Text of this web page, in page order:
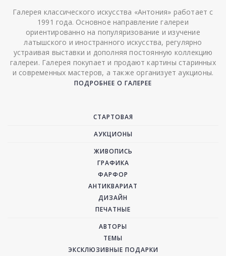
Галерея классического искусства «Антония» работает с
1991 года. Основное направление галереи
ориентированно на популяризование и изучение
латышского и иностранного искусства, регулярно
устраивая выставки и дополняя постоянную коллекцию
галереи. Галерея покупает и продают картины старинных
и современных мастеров, а также организует аукционы.
ПОДРОБНЕЕ О ГАЛЕРЕЕ
СТАРТОВАЯ
АУКЦИОНЫ
ЖИВОПИСЬ
ГРАФИКА
ФАРФОР
АНТИКВАРИАТ
ДИЗАЙН
ПЕЧАТНЫЕ
АВТОРЫ
ТЕМЫ
ЭКСКЛЮЗИВНЫЕ ПОДАРКИ